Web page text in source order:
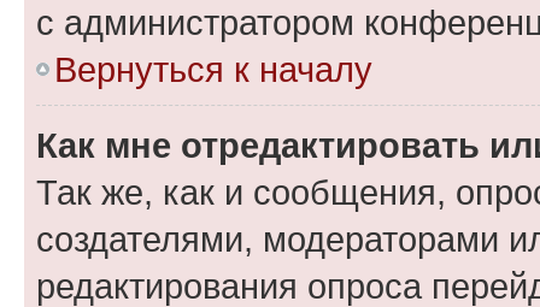
с администратором
Вернуться к началу
Как мне отредактировать
Так же, как и сообщения,
создателями, модераторами
редактирования опроса